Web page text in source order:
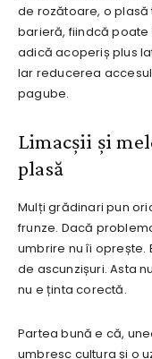
de rozătoare, o plasă
barieră, fiindcă poate
adică acoperiș plus
Iar reducerea
pagube.
Limacșii și
plasă
Mulți grădinari pun
frunze. Dacă
umbrire nu îi oprește.
de ascunzișuri. Asta
nu e ținta corectă.
Partea bună e că,
umbresc cultura și o